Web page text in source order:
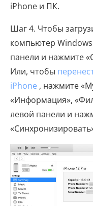
iPhone и ПК.
Шаг 4. Чтобы
компьютер
панели и нажмите
Или, чтобы
iPhone , нажмите
«Информация»,
левой панели и